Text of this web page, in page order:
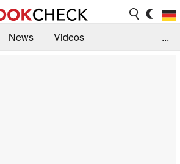
News
Videos
...